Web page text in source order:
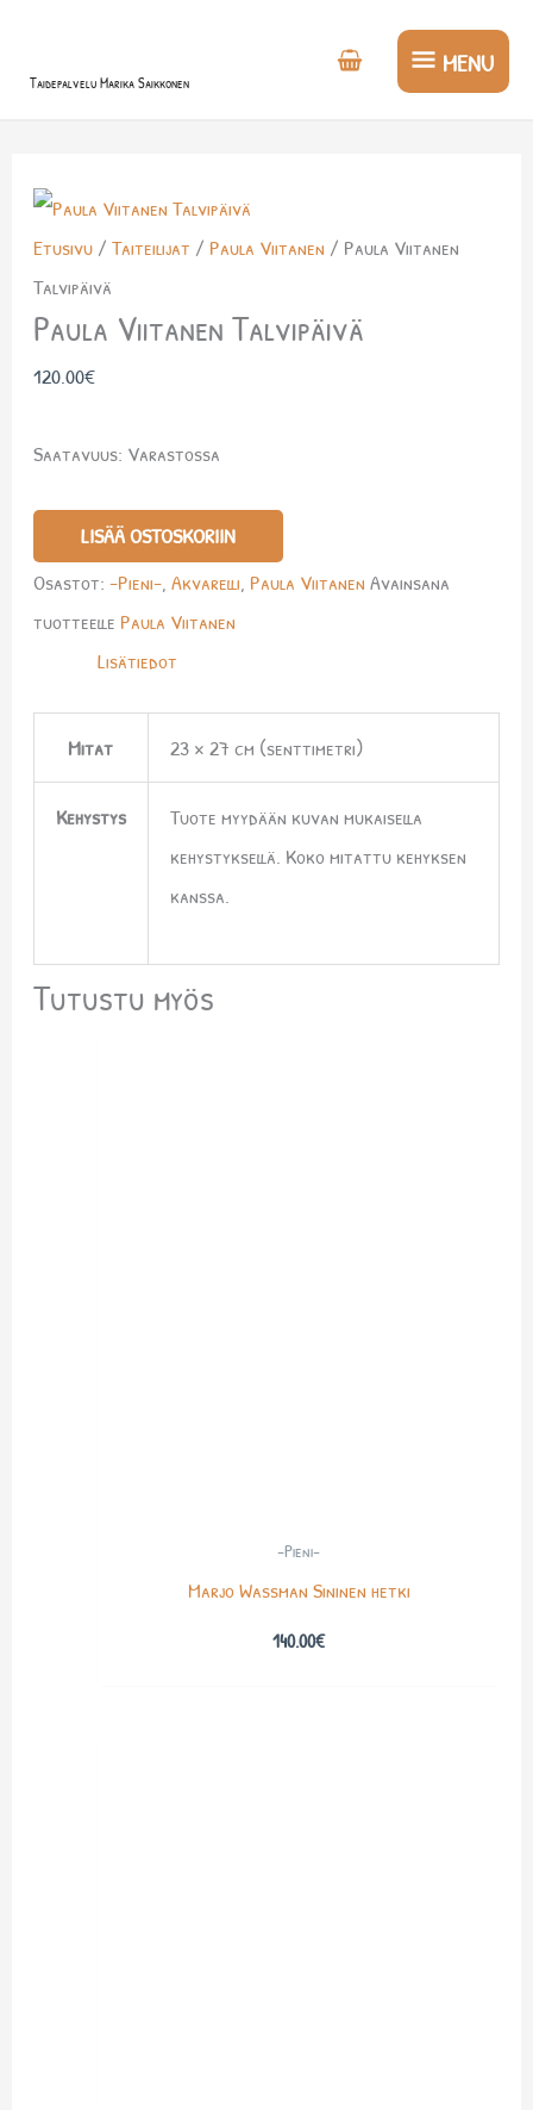
Taidepalvelu Marika Saikkonen
MENU
MENU
Etusivu/ Taiteilijat / Paula Viitanen / Paula Viitanen
Talvipäivä
Paula Viitanen Talvipäivä
120.00€
Saatavuus: Varastossa
Viitanen
Talvipäivä
määrä
LISÄÄ OSTOSKORIIN
Osastot: -Pieni-, Akvarelli, Paula Viitanen Avainsana
tuotteelle Paula Viitanen
Lisätiedot
Mitat 23 × 27 cm (senttimetri)
Kehystys
Tuote myydään kuvan mukaisella
kehystyksellä. Koko mitattu kehyksen
kanssa.
Tutustu myös
-Pieni-
Marjo Wassman Sininen hetki
140.00€